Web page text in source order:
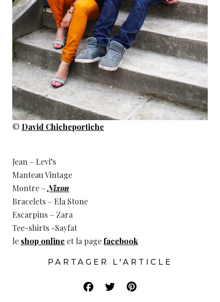
© David Chicheportiche
Jean – Levi’s
Manteau Vintage
Montre –Nixon
Bracelets – Ela Stone
Escarpins – Zara
Tee-shirts -Sayfat
le shop online et la pagefacebook
PARTAGER L'ARTICLE